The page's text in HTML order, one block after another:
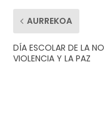
AURREKOA
DÍA ESCOLAR DE LA NO
VIOLENCIA Y LA PAZ